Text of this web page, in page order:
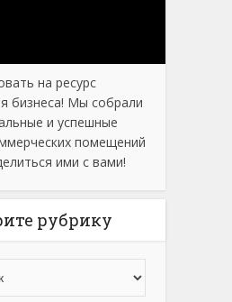
на ресурс
бизнеса! Мы собрали
и успешные
помещений
ими с вами!
рубрику